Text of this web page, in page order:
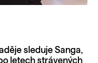
sleduje Sanga,
letech strávených